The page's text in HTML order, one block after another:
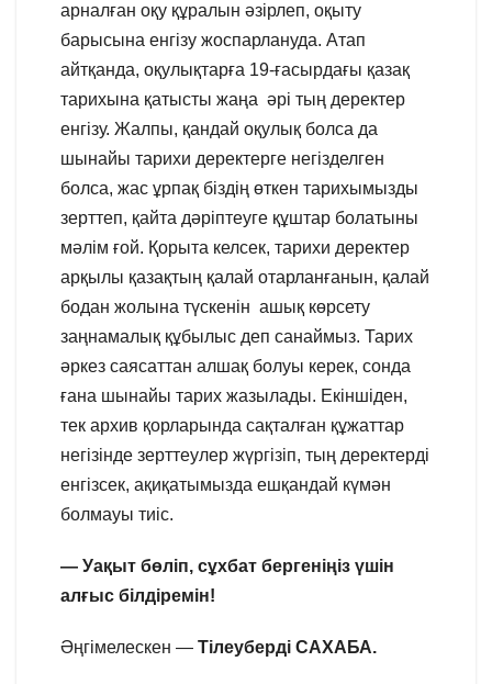
арналған оқу құралын әзірлеп, оқыту
барысына енгізу жоспарлануда. Атап
айтқанда, оқулықтарға 19-ғасырдағы қазақ
тарихына қатысты жаңа әрі тың деректер
енгізу. Жалпы, қандай оқулық болса да
шынайы тарихи деректерге негізделген
болса, жас ұрпақ біздің өткен тарихымызды
зерттеп, қайта дәріптеуге құштар болатыны
мәлім ғой. Қорыта келсек, тарихи деректер
арқылы қазақтың қалай отарланғанын, қалай
бодан жолына түскенін ашық көрсету
заңнамалық құбылыс деп санаймыз. Тарих
әркез саясаттан алшақ болуы керек, сонда
ғана шынайы тарих жазылады. Екіншіден,
тек архив қорларында сақталған құжаттар
негізінде зерттеулер жүргізіп, тың деректерді
енгізсек, ақиқатымызда ешқандай күмән
болмауы тиіс.
— Уақыт бөліп, сұхбат бергеніңіз үшін
алғыс білдіремін!
Әңгімелескен — Тілеуберді САХАБА.